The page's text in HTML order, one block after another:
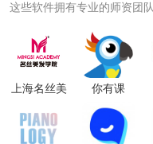
【科学钢琴技巧】
1. 利用视频教程：观看
和演奏姿势，确保从一
这些软件拥有专业的师资团
上海名丝美
你有课